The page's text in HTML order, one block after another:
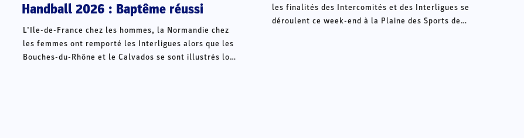
Handball 2026 : Baptême réussi
L’Ile-de-France chez les hommes, la Normandie chez
les femmes ont remporté les Interligues alors que les
Bouches-du-Rhône et le Calvados se sont illustrés lors
les finalités des Intercomités et des Interligues se
déroulent ce week-end à la Plaine des Sports de